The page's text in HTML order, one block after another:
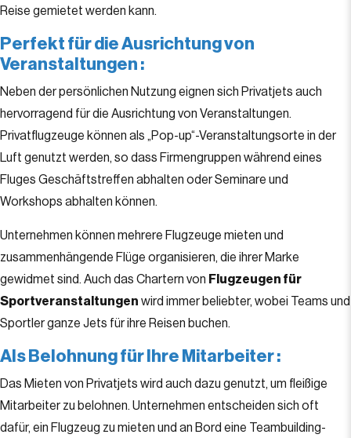
Reise gemietet werden kann.
Perfekt für die Ausrichtung von
Veranstaltungen :
Neben der persönlichen Nutzung eignen sich Privatjets auch
hervorragend für die Ausrichtung von Veranstaltungen.
Privatflugzeuge können als „Pop-up“-Veranstaltungsorte in der
Luft genutzt werden, so dass Firmengruppen während eines
Fluges Geschäftstreffen abhalten oder Seminare und
Workshops abhalten können.
Unternehmen können mehrere Flugzeuge mieten und
zusammenhängende Flüge organisieren, die ihrer Marke
gewidmet sind. Auch das Chartern von Flugzeugen für
Sportveranstaltungen wird immer beliebter, wobei Teams und
Sportler ganze Jets für ihre Reisen buchen.
Als Belohnung für Ihre Mitarbeiter:
Das Mieten von Privatjets wird auch dazu genutzt, um fleißige
Mitarbeiter zu belohnen. Unternehmen entscheiden sich oft
dafür, ein Flugzeug zu mieten und an Bord eine Teambuilding-